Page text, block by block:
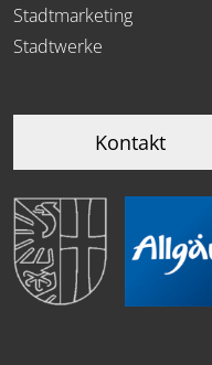
Stadtmarketing
Stadtwerke
Kontakt